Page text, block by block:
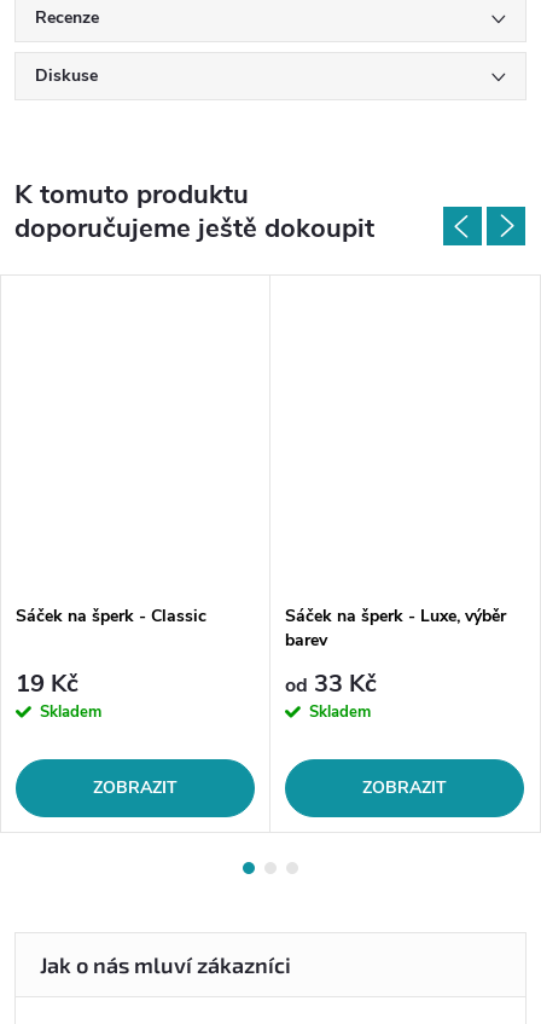
Recenze
Diskuse
K tomuto produktu
doporučujeme ještě dokoupit
Sáček na šperk - Classic
19 Kč
Skladem
ZOBRAZIT
Sáček na šperk - Luxe, výběr
barev
od 33 Kč
Skladem
ZOBRAZIT